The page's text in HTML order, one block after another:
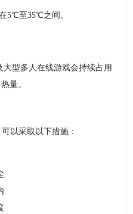
5℃至35℃之间。
型多人在线游戏会持续占用
量。
以采取以下措施：